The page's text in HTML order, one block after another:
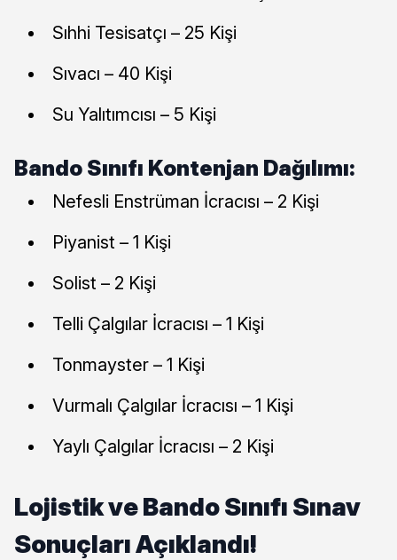
Sıhhi Tesisatçı – 25 Kişi
Sıvacı – 40 Kişi
Su Yalıtımcısı – 5 Kişi
Bando Sınıfı Kontenjan Dağılımı:
Nefesli Enstrüman İcracısı – 2 Kişi
Piyanist – 1 Kişi
Solist – 2 Kişi
Telli Çalgılar İcracısı – 1 Kişi
Tonmayster – 1 Kişi
Vurmalı Çalgılar İcracısı – 1 Kişi
Yaylı Çalgılar İcracısı – 2 Kişi
Lojistik ve Bando Sınıfı Sınav
Sonuçları Açıklandı!